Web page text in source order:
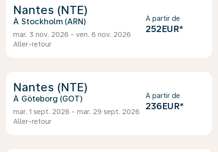
Nantes (NTE)
Stockholm (ARN)
mar. 3 nov. 2026 - ven. 6 nov. 2026
Aller-retour
À partir de
252EUR*
Nantes (NTE)
Göteborg (GOT)
mar. 1 sept. 2026 - mar. 29 sept. 2026
Aller-retour
À partir de
236EUR*